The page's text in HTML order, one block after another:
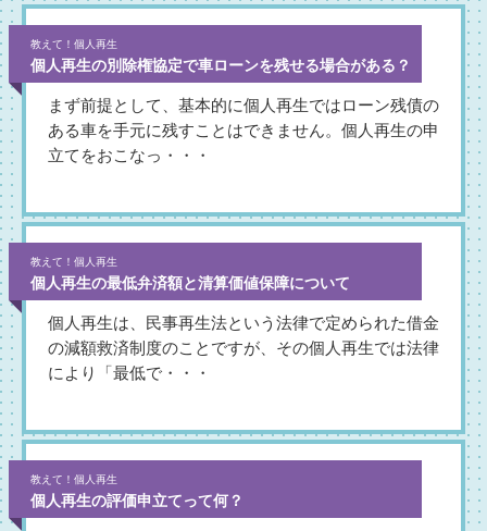
教えて！個人再生
個人再生の別除権協定で車ローンを残せる場合がある？
まず前提として、基本的に個人再生ではローン残債の
ある車を手元に残すことはできません。個人再生の申
立てをおこなっ・・・
教えて！個人再生
個人再生の最低弁済額と清算価値保障について
個人再生は、民事再生法という法律で定められた借金
の減額救済制度のことですが、その個人再生では法律
により「最低で・・・
教えて！個人再生
個人再生の評価申立てって何？